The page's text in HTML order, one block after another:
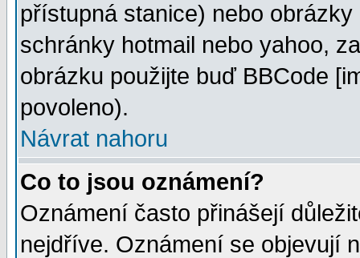
přístupná stanice) nebo
schránky hotmail nebo yahoo,
obrázku použijte buď BBCode
povoleno).
Návrat nahoru
Co to jsou oznámení?
Oznámení často přinášejí
nejdříve. Oznámení se objevují